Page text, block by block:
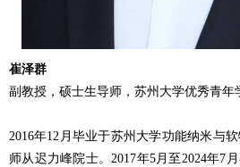
崔泽群
副教授，硕士生导师，苏州大学优秀青年
2016年12月毕业于苏州大学功能纳米与
师从迟力峰院士。2017年5月至2024年7